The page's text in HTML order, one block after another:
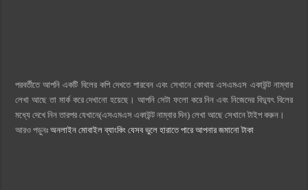
পরবর্তীতে আপনি একটি বিলের কপি দেখতে পারবেন এবং সেখানে কোথায় এসএমএস একাউন্ট নাম্বার
লেখা আছে তা মার্ক করে দেখানো হয়েছে। আপনি সেটা ফলো করে নিন এবং নিজেদের বিদ্যুৎ বিলের
মধ্যে দেখে নিন তারপর যেখানে(এসএমএস একাউন্ট নাম্বার দিন) লেখা আছে সেখানে টাইপ করুন।
আরও পড়ুনঃঅনলাইন মোবাইল ব্যাংকিং যেসব ভুলে হারাতে পারে আপনার জমানো টাকা